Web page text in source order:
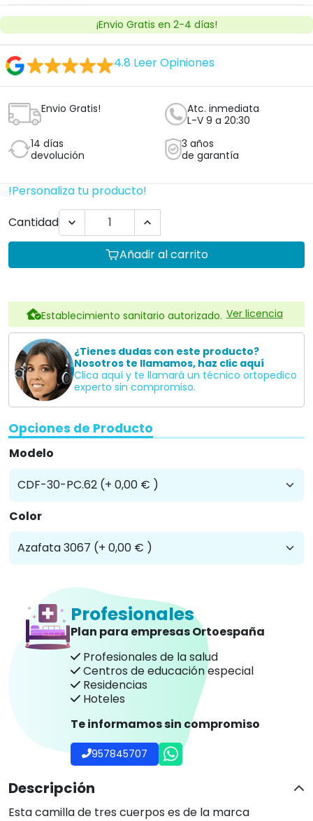
¡Envio Gratis en 2-4 días!
4.8 Leer Opiniones
Envio Gratis!
Atc. inmediata
L-V 9 a 20:30
14 días
devolución
3 años
de garantía
!Personaliza tu producto!
Cantidad
 
Añadir al carrito
Establecimiento sanitario autorizado. Ver licencia
¿Tienes dudas con este producto?
Nosotros te llamamos, haz clic aquí
Clica aquí y te llamará un técnico ortopedico
experto sin compromiso.
Opciones de Producto
Modelo
Color
Profesionales
Plan para empresas Ortoespaña
Profesionales de la salud
Centros de educación especial
Residencias
Hoteles
Te informamos sin compromiso
957845707
Descripción
Esta camilla de tres cuerpos es de la marca